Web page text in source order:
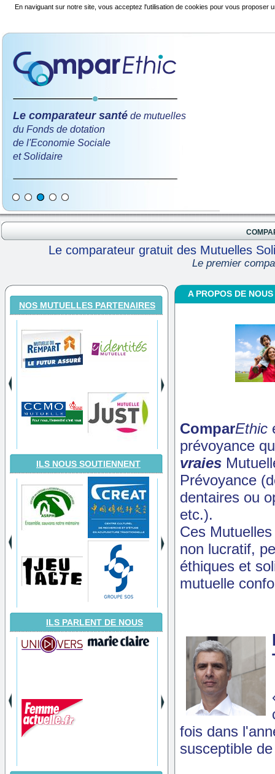
En naviguant sur notre site, vous acceptez l'utilisation de cookies pour vous
Le comparateur santé de mutuelles
du Fonds de dotation
de l'Economie Sociale
et Solidaire
Le comparateur gratuit des Mutuelles
Le premier
NOS MUTUELLES PARTENAIRES
ILS NOUS SOUTIENNENT
ILS PARLENT DE NOUS
A PROPOS DE NOUS
ComparEthic
prévoyance
vraies
Prévoyance
dentaires ou
etc.).
Ces
non lucratif,
éthiques et
mutuelle
fois dans
susceptible